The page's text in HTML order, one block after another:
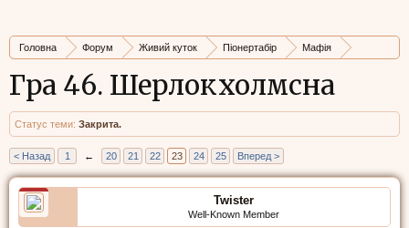
Головна Форум Живий куток Піонертабір
Мафія
Гра 46. Шерлокхолмсна
Статус теми: Закрита.
< Назад 1 ← 20 21 22 23 24 25 Вперед >
Twister
Well-Known Member